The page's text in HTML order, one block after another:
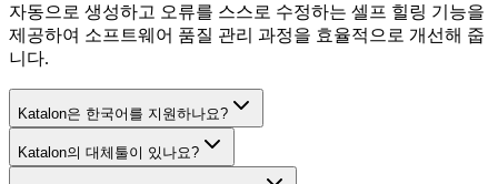
자동으로 생성하고 오류를 스스로 수정하는 셀프 힐링 기능을
제공하여 소프트웨어 품질 관리 과정을 효율적으로 개선해 줍
니다.
Katalon은 한국어를 지원하나요?
Katalon의 대체툴이 있나요?